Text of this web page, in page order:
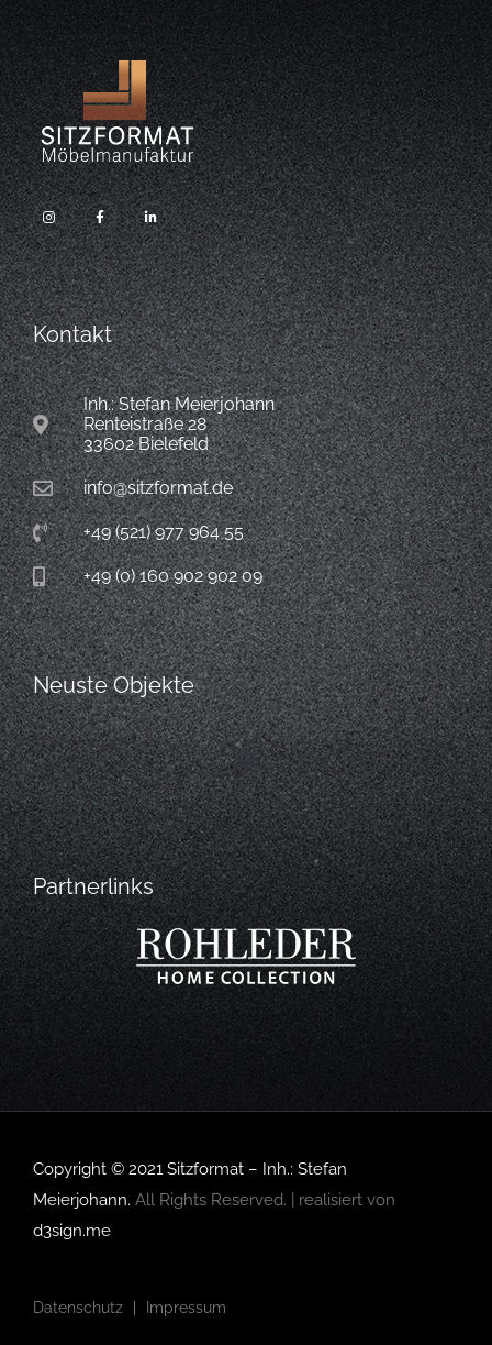
Kontakt
Inh.: Stefan Meierjohann
Renteistraße 28
33602 Bielefeld
info@sitzformat.de
+49 (521) 977 964 55
+49 (0) 160 902 902 09
Neuste Objekte
Partnerlinks
Copyright © 2021 Sitzformat – Inh.: Stefan
Meierjohann. All Rights Reserved. | realisiert von
d3sign.me
Datenschutz Impressum